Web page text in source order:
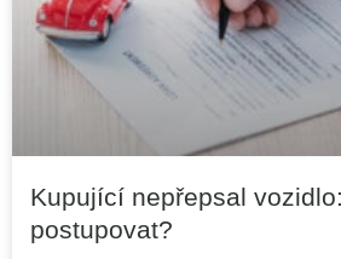
Kupující nepřepsal
postupovat?